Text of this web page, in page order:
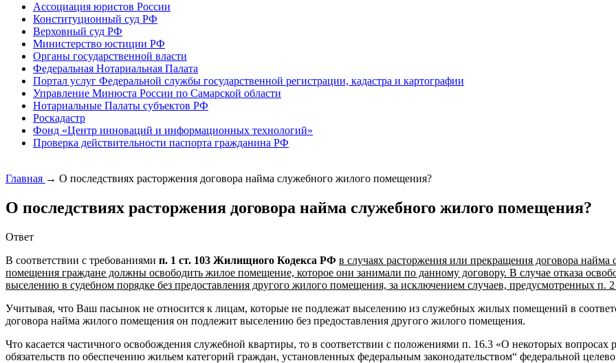
Ассоциация юристов России
Конституционный суд РФ
Верховный суд РФ
Министерство юстиции РФ
Органы государственной власти
Федеральная Нотариальная Палата
Портал услуг Федеральной службы государственной регистрации, кадастра и картографии
Управление Минюста России по Самарской области
Нотариальные Палаты субъектов РФ
Роскадастр
Фонд «Центр инноваций и информационных технологий»
Проверка действительности паспорта гражданина РФ
Главная → О последствиях расторжения договора найма служебного жилого помещения?
О последствиях расторжения договора найма служебного жилого помещения?
Ответ
В соответствии с требованиями п. 1 ст. 103 Жилищного Кодекса РФ в случаях расторжения или прекращения договора
помещения граждане должны освободить жилое помещение, которое они занимали по данному договору. В случае отказа
выселению в судебном порядке без предоставления другого жилого помещения, за исключением случаев, предусмотренных п. 2
Учитывая, что Ваш пасынок не относится к лицам, которые не подлежат выселению из служебных жилых помещений в
договора найма жилого помещения он подлежит выселению без предоставления другого жилого помещения.
Что касается частичного освобождения служебной квартиры, то в соответствии с положениями п. 16.3 «О некоторых
обязательств по обеспечению жильем категорий граждан, установленных федеральным законодательством“ федеральной